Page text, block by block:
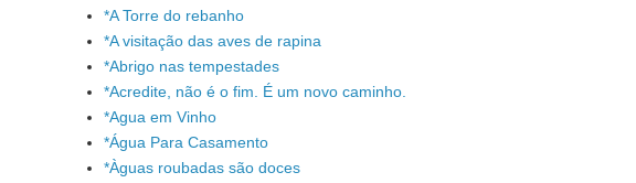
*A Torre do rebanho
*A visitação das aves de rapina
*Abrigo nas tempestades
*Acredite, não é o fim. É um novo caminho.
*Agua em Vinho
*Água Para Casamento
*Àguas roubadas são doces